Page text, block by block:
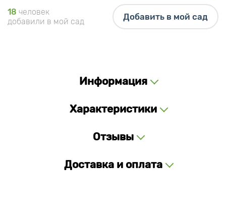
18 человек
добавили в мой сад
Добавить в мой сад
Информация
Характеристики
Отзывы
Доставка и оплата